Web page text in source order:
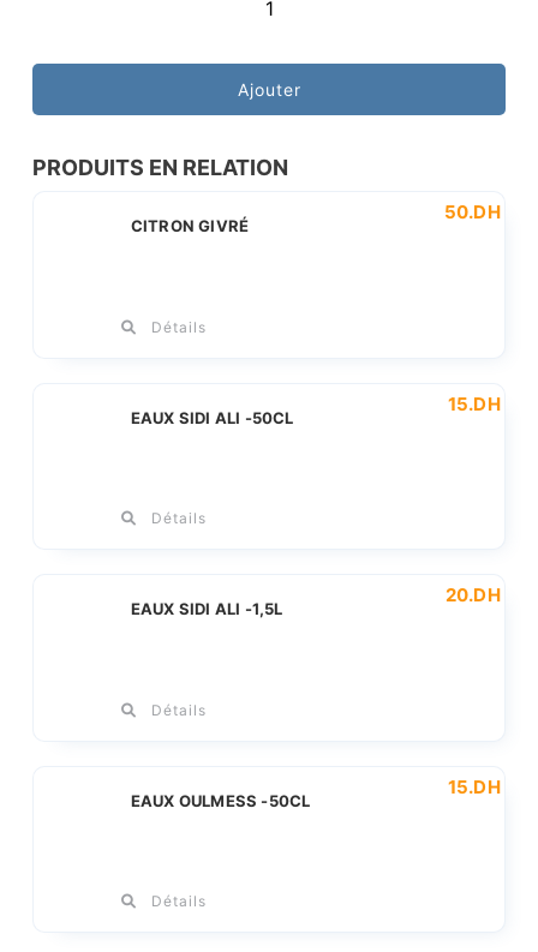
quantité
INFUSIONS
camomille
Ajouter
PRODUITS EN RELATION
CITRON GIVRÉ
50.DH
Détails
EAUX SIDI ALI -50CL
15.DH
Détails
EAUX SIDI ALI -1,5L
20.DH
Détails
EAUX OULMESS -50CL
15.DH
Détails